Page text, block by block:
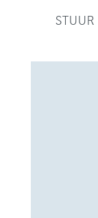
STUUR